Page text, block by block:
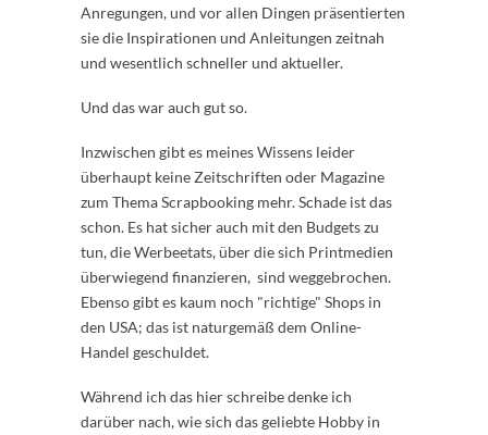
Anregungen, und vor allen Dingen präsentierten
sie die Inspirationen und Anleitungen zeitnah
und wesentlich schneller und aktueller.
Und das war auch gut so.
Inzwischen gibt es meines Wissens leider
überhaupt keine Zeitschriften oder Magazine
zum Thema Scrapbooking mehr. Schade ist das
schon. Es hat sicher auch mit den Budgets zu
tun, die Werbeetats, über die sich Printmedien
überwiegend finanzieren, sind weggebrochen.
Ebenso gibt es kaum noch "richtige" Shops in
den USA; das ist naturgemäß dem Online-
Handel geschuldet.
Während ich das hier schreibe denke ich
darüber nach, wie sich das geliebte Hobby in